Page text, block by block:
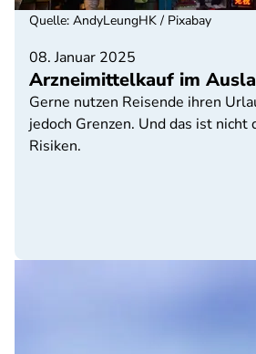
08. Januar 2025
Arzneimittelkauf im
Gerne nutzen Reisende ihren
jedoch Grenzen. Und das ist
Risiken.
Quelle: AndyLeungHK / Pixabay